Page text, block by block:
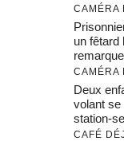
CAMÉRA
un fêtard
CAMÉRA
Deux
volant se
station-
CAFÉ